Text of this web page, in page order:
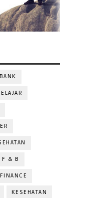
BANK
F & B
FINANCE
KESEHATAN